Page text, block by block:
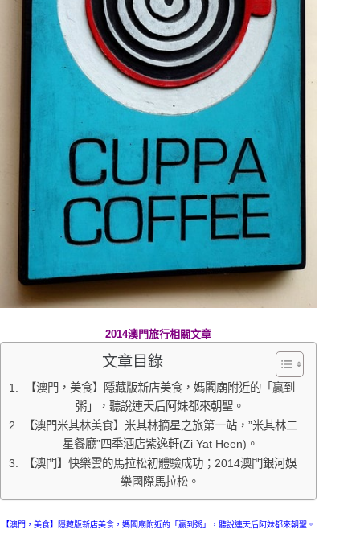
2014澳門旅行相關文章
文章目錄
【澳門，美食】隱藏版新店美食，媽閣廟附近的「贏到
粥」，聽說連天后阿妹都來朝聖。
【澳門米其林美食】米其林摘星之旅第一站，”米其林二
星餐廳”四季酒店紫逸軒(Zi Yat Heen)。
【澳門】快樂雲的馬拉松初體驗成功；2014澳門銀河娛
樂國際馬拉松。
【澳門，美食】隱藏版新店美食，媽閣廟附近的「贏到粥」，聽說連天后阿妹都來朝聖。